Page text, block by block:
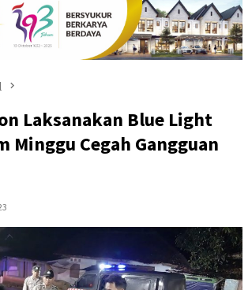
Laksanakan Blue Light
Minggu Cegah Gangguan